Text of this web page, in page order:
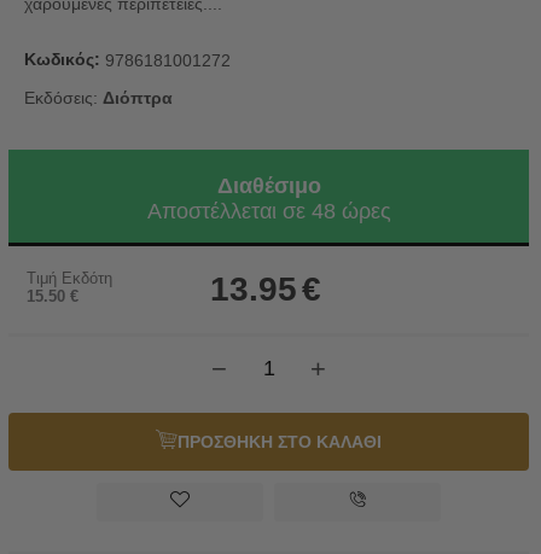
Κωδικός: 9786181001272
Εκδόσεις: Διόπτρα
Διαθέσιμο
Αποστέλλεται σε 48 ώρες
Τιμή Εκδότη
15.50 € 13.95€
+
−
ΠΡΟΣΘΗΚΗ ΣΤΟ ΚΑΛΑΘΙ